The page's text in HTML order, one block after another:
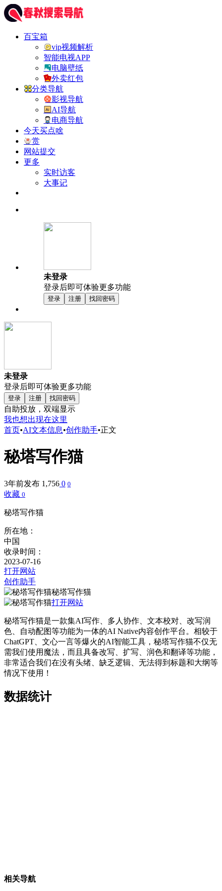
百宝箱
vip视频解析
智能电视APP
电脑壁纸
外卖红包
分类导航
影视导航
AI导航
电商导航
今天买点啥
赏
网站提交
更多
实时访客
大事记
未登录
登录后即可体验更多功能
登录 注册 找回密码
未登录
登录后即可体验更多功能
登录 注册 找回密码
自助投放，双端显示
我也想出现在这里
首页•AI文本信息•创作助手•正文
秘塔写作猫
3年前发布 1,756 0 0
收藏 0
秘塔写作猫
所在地：
中国
收录时间：
2023-07-16
打开网站
创作助手
秘塔写作猫
打开网站
秘塔写作猫是一款集AI写作、多人协作、文本校对、改写润
色、自动配图等功能为一体的AI Native内容创作平台。相较于
ChatGPT、文心一言等爆火的AI智能工具，秘塔写作猫不仅无
需我们使用魔法，而且具备改写、扩写、润色和翻译等功能，
非常适合我们在没有头绪、缺乏逻辑、无法得到标题和大纲等
情况下使用！
数据统计
相关导航